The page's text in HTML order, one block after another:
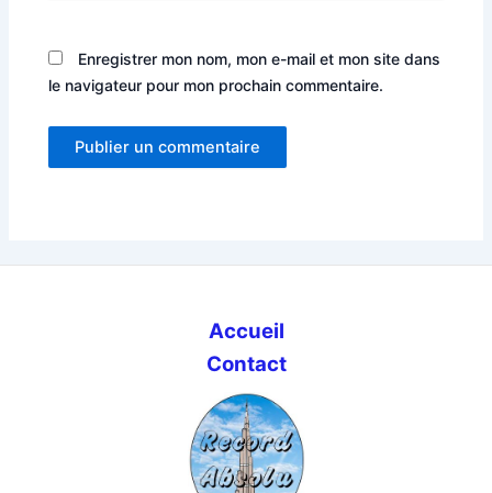
Enregistrer mon nom, mon e-mail et mon site dans
le navigateur pour mon prochain commentaire.
Accueil
Contact